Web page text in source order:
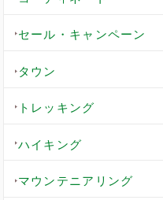
セール・キャンペーン
タウン
トレッキング
ハイキング
マウンテニアリング